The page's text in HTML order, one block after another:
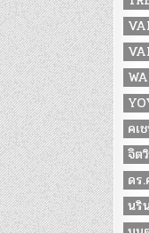
คเ
จิต
ดร
นริ